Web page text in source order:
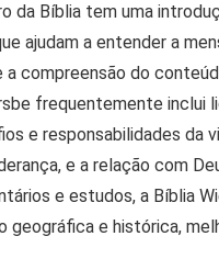
da Bíblia tem uma
ajudam a entender a
compreensão do
frequentemente inclui
e responsabilidades da
e a relação com
e estudos, a Bíblia
e histórica,